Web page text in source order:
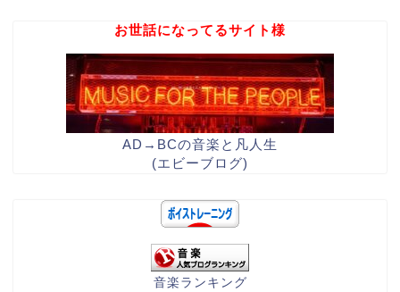
お世話になってるサイト様
AD→BCの音楽と凡人生
(エビーブログ)
音楽ランキング